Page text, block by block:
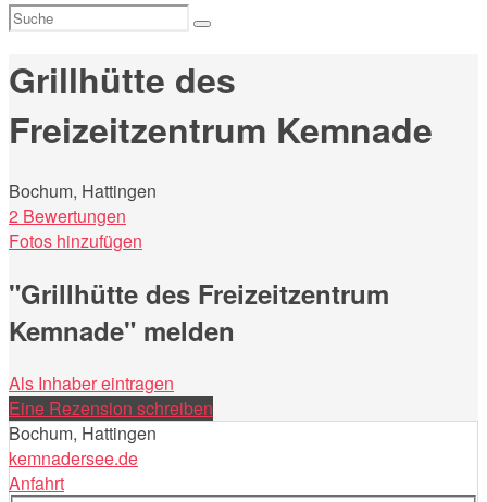
Suchen
Grillhütte des
Freizeitzentrum Kemnade
Bochum, Hattingen
2 Bewertungen
Fotos hinzufügen
"Grillhütte des Freizeitzentrum
Kemnade" melden
Als Inhaber eintragen
Eine Rezension schreiben
Bochum, Hattingen
kemnadersee.de
Anfahrt